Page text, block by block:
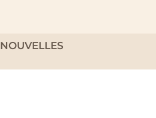
NOUVELLES